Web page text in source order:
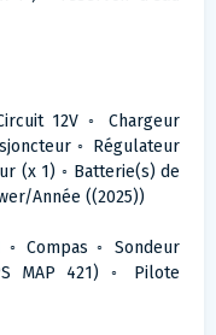
12V ◦ Chargeur
◦ Régulateur
(x 1) ◦ Batterie(s) de
Année ((2025))
◦ Compas ◦ Sondeur
MAP 421) ◦ Pilote